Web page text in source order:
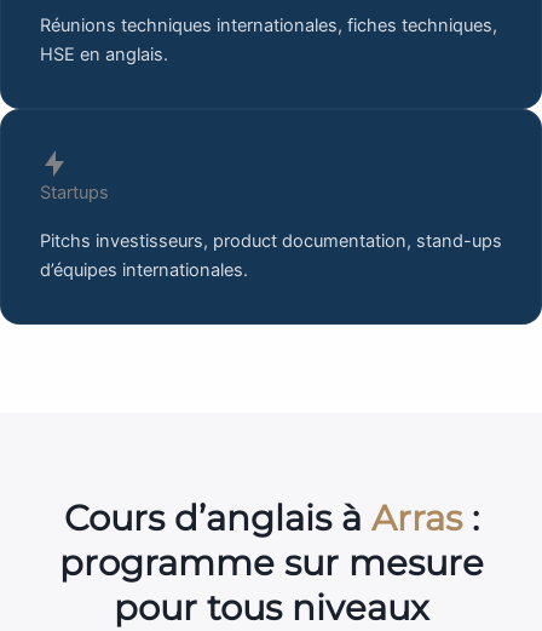
Réunions techniques internationales, fiches techniques,
HSE en anglais.
Startups
Pitchs investisseurs, product documentation, stand-ups
d’équipes internationales.
Cours d’anglais à Arras:
programme sur mesure
pour tous niveaux